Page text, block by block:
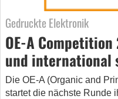
Gedruckte Elektronik
OE-A
und international
Die OE-A (Organic and
startet die nächste Runde